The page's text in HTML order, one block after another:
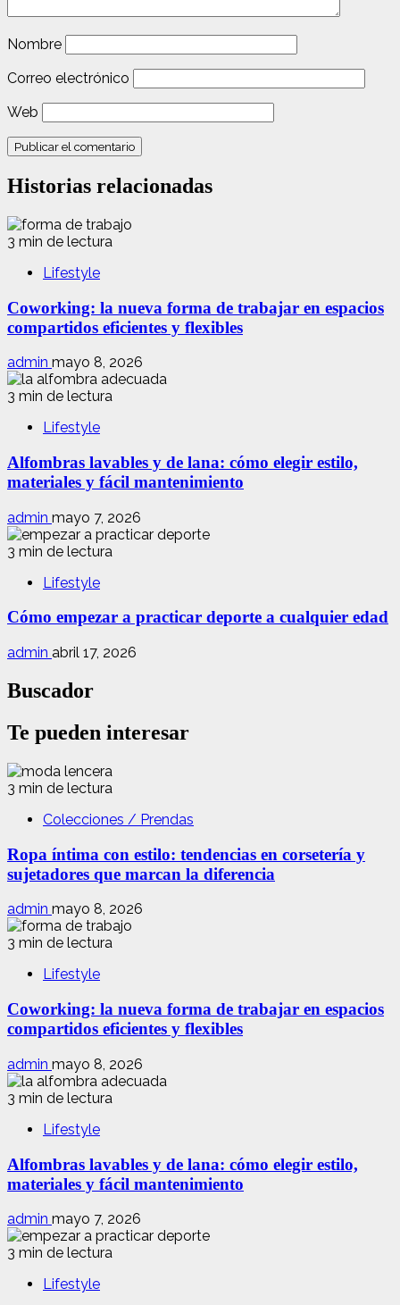
Nombre
Correo electrónico
Web
Historias relacionadas
3 min de lectura
Lifestyle
Coworking: la nueva forma de trabajar en espacios
compartidos eficientes y flexibles
admin mayo 8, 2026
3 min de lectura
Lifestyle
Alfombras lavables y de lana: cómo elegir estilo,
materiales y fácil mantenimiento
admin mayo 7, 2026
3 min de lectura
Lifestyle
Cómo empezar a practicar deporte a cualquier edad
admin abril 17, 2026
Buscador
Te pueden interesar
3 min de lectura
Colecciones / Prendas
Ropa íntima con estilo: tendencias en corsetería y
sujetadores que marcan la diferencia
admin mayo 8, 2026
3 min de lectura
Lifestyle
Coworking: la nueva forma de trabajar en espacios
compartidos eficientes y flexibles
admin mayo 8, 2026
3 min de lectura
Lifestyle
Alfombras lavables y de lana: cómo elegir estilo,
materiales y fácil mantenimiento
admin mayo 7, 2026
3 min de lectura
Lifestyle